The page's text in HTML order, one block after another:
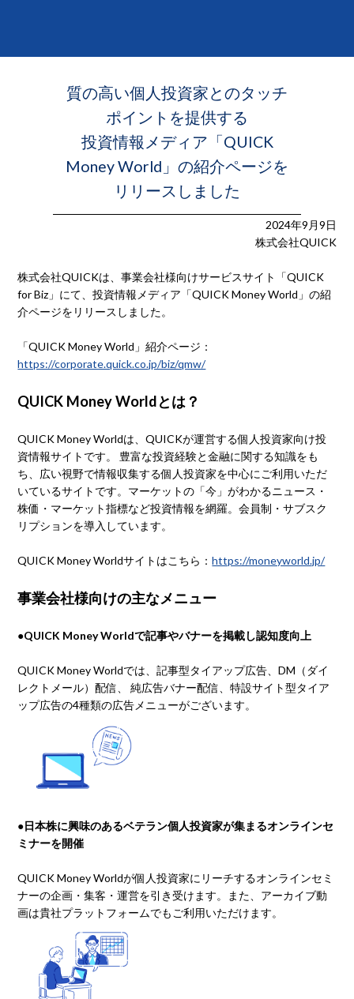
質の高い個人投資家とのタッチ
ポイントを提供する
投資情報メディア「QUICK
Money World」の紹介ページを
リリースしました
2024年9月9日
株式会社QUICK
株式会社QUICKは、事業会社様向けサービスサイト「QUICK
for Biz」にて、投資情報メディア「QUICK Money World」の紹
介ページをリリースしました。
「QUICK Money World」紹介ページ：
https://corporate.quick.co.jp/biz/qmw/
QUICK Money Worldとは？
QUICK Money Worldは、QUICKが運営する個人投資家向け投
資情報サイトです。 豊富な投資経験と金融に関する知識をも
ち、広い視野で情報収集する個人投資家を中心にご利用いただ
いているサイトです。マーケットの「今」がわかるニュース・
株価・マーケット指標など投資情報を網羅。会員制・サブスク
リプションを導入しています。
QUICK Money Worldサイトはこちら：https://moneyworld.jp/
事業会社様向けの主なメニュー
●QUICK Money Worldで記事やバナーを掲載し認知度向上
QUICK Money Worldでは、記事型タイアップ広告、DM（ダイ
レクトメール）配信、 純広告バナー配信、特設サイト型タイア
ップ広告の4種類の広告メニューがございます。
●日本株に興味のあるベテラン個人投資家が集まるオンラインセ
ミナーを開催
QUICK Money Worldが個人投資家にリーチするオンラインセミ
ナーの企画・集客・運営を引き受けます。また、アーカイブ動
画は貴社プラットフォームでもご利用いただけます。